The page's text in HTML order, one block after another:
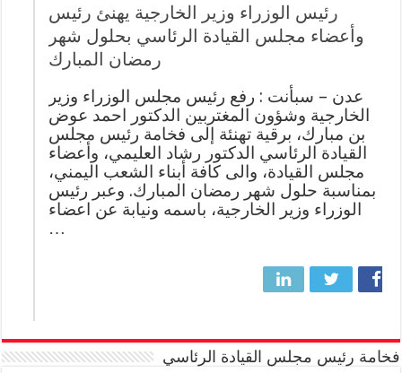
رئيس الوزراء وزير الخارجية يهنئ رئيس
وأعضاء مجلس القيادة الرئاسي بحلول شهر
رمضان المبارك
عدن – سبأنت : رفع رئيس مجلس الوزراء وزير
الخارجية وشؤون المغتربين الدكتور احمد عوض
بن مبارك، برقية تهنئة إلى فخامة رئيس مجلس
القيادة الرئاسي الدكتور رشاد العليمي، وأعضاء
مجلس القيادة، والى كافة أبناء الشعب اليمني،
بمناسبة حلول شهر رمضان المبارك. وعبر رئيس
الوزراء وزير الخارجية، باسمه ونيابة عن اعضاء
…
فخامة رئيس مجلس القيادة الرئاسي